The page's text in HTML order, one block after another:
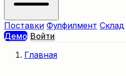
Поставки Фулфилмент Склад
Демо Войти
Главная